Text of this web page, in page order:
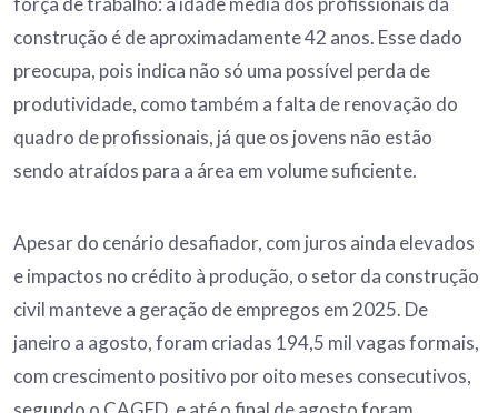
construção é de aproximadamente 42 anos. Esse dado
preocupa, pois indica não só uma possível perda de
produtividade, como também a falta de renovação do
quadro de profissionais, já que os jovens não estão
sendo atraídos para a área em volume suficiente.
Apesar do cenário desafiador, com juros ainda elevados
e impactos no crédito à produção, o setor da construção
civil manteve a geração de empregos em 2025. De
janeiro a agosto, foram criadas 194,5 mil vagas formais,
com crescimento positivo por oito meses consecutivos,